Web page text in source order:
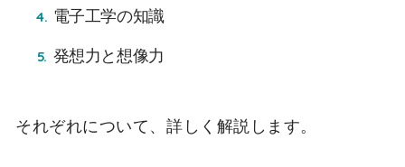
電子工学の知識
発想力と想像力
それぞれについて、詳しく解説します。